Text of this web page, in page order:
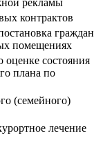
рекламы
контрактов
граждан
помещениях
оценке состояния
плана по
(семейного)
лечение